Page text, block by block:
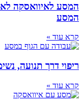
המסע לאיוואסקה
המסע
קרא עוד »
ריפוי דרך תנועה,
קרא עוד »